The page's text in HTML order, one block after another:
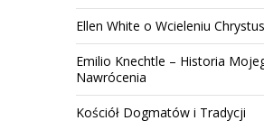
Ellen White o Wcieleniu
Emilio Knechtle – Historia
Nawrócenia
Kościół Dogmatów i Tradycji